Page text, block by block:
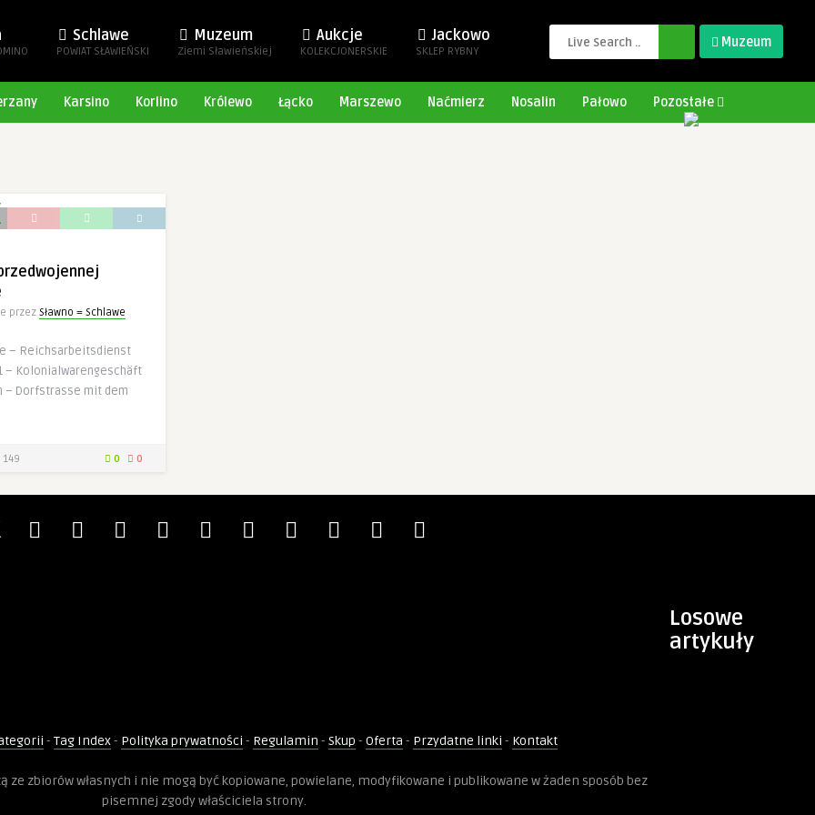
Schlawe
POWIAT SŁAWIEŃSKI
Muzeum
Ziemi Sławieńskiej
Aukcje
KOLEKCJONERSKIE
Jackowo
SKLEP RYBNY
Muzeum
Karsino Korlino Królewo Łącko Marszewo Naćmierz Nosalin Pałowo Pozostałe
przez Sławno = Schlawe
– Reichsarbeitsdienst
– Kolonialwarengeschäft
– Dorfstrasse mit dem
149 0 0
Losowe
artykuły
- Tag Index- Polityka prywatności - Regulamin - Skup - Oferta - Przydatne linki - Kontakt
ze zbiorów własnych i nie mogą być kopiowane, powielane, modyfikowane i publikowane w żaden sposób bez
pisemnej zgody właściciela strony.